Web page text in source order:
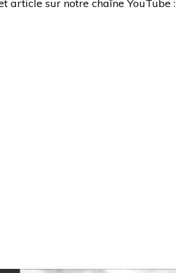
article sur notre chaîne YouTube :